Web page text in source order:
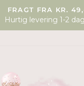
FRAGT FRA KR.
Hurtig levering 1-2